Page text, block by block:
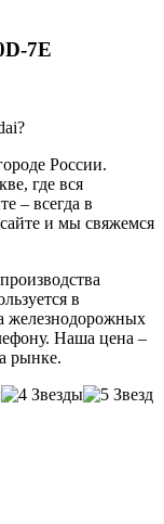
7E
России.
где вся
– всегда в
и мы свяжемся
в
железнодорожных
Наша цена –
рынке.